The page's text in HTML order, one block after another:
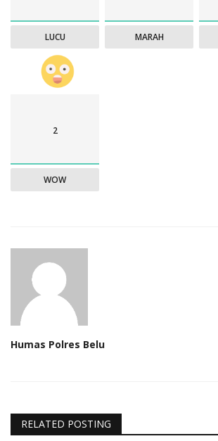
LUCU MARAH
2
WOW
Humas Polres Belu
RELATED POSTING